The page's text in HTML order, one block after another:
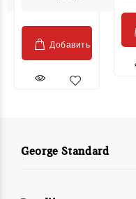
Добавить
George Standard